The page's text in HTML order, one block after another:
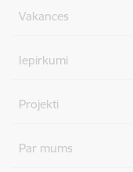
Vakances
Iepirkumi
Projekti
Par mums